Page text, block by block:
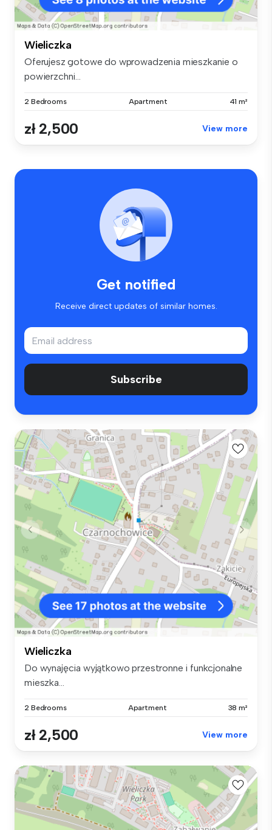
Wieliczka
Oferujesz gotowe do wprowadzenia mieszkanie o
powierzchni...
2 Bedrooms Apartment 41 m²
zł 2,500 View more
Get notified
Receive direct updates of similar homes.
Subscribe
Wieliczka
Do wynajęcia wyjątkowo przestronne i funkcjonalne
mieszka...
2 Bedrooms Apartment 38 m²
zł 2,500 View more